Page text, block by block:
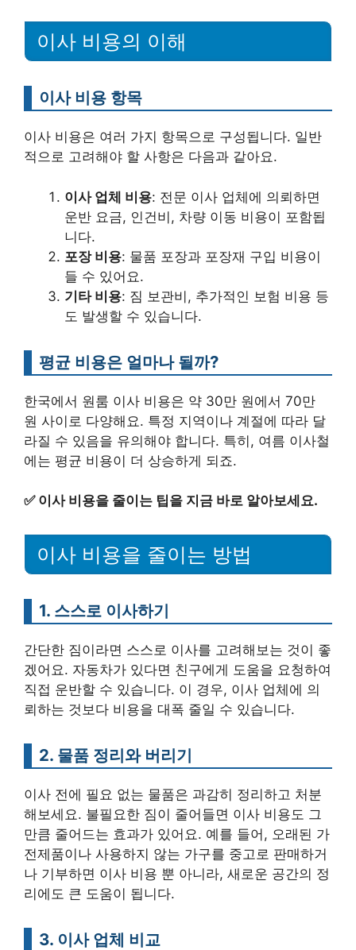
이사 비용의 이해
이사 비용 항목
이사 비용은 여러 가지 항목으로 구성됩니다. 일반
적으로 고려해야 할 사항은 다음과 같아요.
이사 업체 비용: 전문 이사 업체에 의뢰하면
운반 요금, 인건비, 차량 이동 비용이 포함됩
니다.
포장 비용: 물품 포장과 포장재 구입 비용이
들 수 있어요.
기타 비용: 짐 보관비, 추가적인 보험 비용 등
도 발생할 수 있습니다.
평균 비용은 얼마나 될까?
한국에서 원룸 이사 비용은 약 30만 원에서 70만
원 사이로 다양해요. 특정 지역이나 계절에 따라 달
라질 수 있음을 유의해야 합니다. 특히, 여름 이사철
에는 평균 비용이 더 상승하게 되죠.
✅ 이사 비용을 줄이는 팁을 지금 바로 알아보세요.
이사 비용을 줄이는 방법
1. 스스로 이사하기
간단한 짐이라면 스스로 이사를 고려해보는 것이 좋
겠어요. 자동차가 있다면 친구에게 도움을 요청하여
직접 운반할 수 있습니다. 이 경우, 이사 업체에 의
뢰하는 것보다 비용을 대폭 줄일 수 있습니다.
2. 물품 정리와 버리기
이사 전에 필요 없는 물품은 과감히 정리하고 처분
해보세요. 불필요한 짐이 줄어들면 이사 비용도 그
만큼 줄어드는 효과가 있어요. 예를 들어, 오래된 가
전제품이나 사용하지 않는 가구를 중고로 판매하거
나 기부하면 이사 비용 뿐 아니라, 새로운 공간의 정
리에도 큰 도움이 됩니다.
3. 이사 업체 비교